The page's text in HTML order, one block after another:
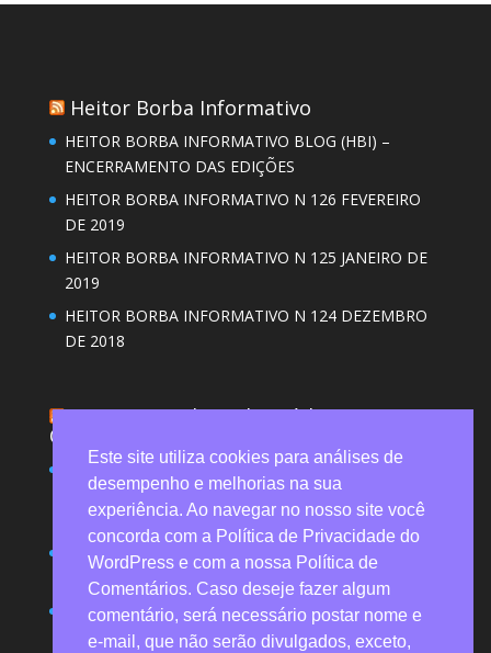
Heitor Borba Informativo
HEITOR BORBA INFORMATIVO BLOG (HBI) –
ENCERRAMENTO DAS EDIÇÕES
HEITOR BORBA INFORMATIVO N 126 FEVEREIRO
DE 2019
HEITOR BORBA INFORMATIVO N 125 JANEIRO DE
2019
HEITOR BORBA INFORMATIVO N 124 DEZEMBRO
DE 2018
Revista Brasileira de Saúde
Ocupacional (RBSO)
Desgaste emocional de trabalhadores do serviço
funerário na pandemia revela desvalorização e
invisibilidade
Resenhas possibilitam valoração crítica de obras de
referência
Economia solidária promove saúde mental e justiça
social por meio de rede agroecológica
Este site utiliza cookies para análises de
desempenho e melhorias na sua
experiência. Ao navegar no nosso site você
concorda com a Política de Privacidade do
WordPress e com a nossa Política de
Comentários. Caso deseje fazer algum
comentário, será necessário postar nome e
e-mail, que não serão divulgados, exceto,